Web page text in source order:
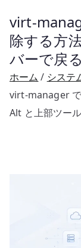
virt-
除する方
バーで戻る
ホーム システ
virt-manager
Alt と上部ツー